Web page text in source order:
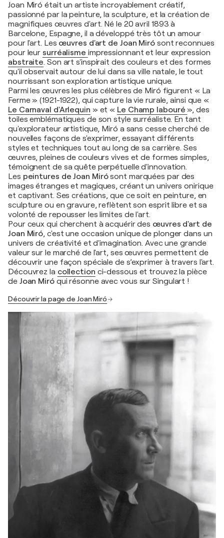
Joan Miró était un artiste incroyablement créatif,
passionné par la peinture, la sculpture, et la création de
magnifiques œuvres d'art. Né le 20 avril 1893 à
Barcelone, Espagne, il a développé très tôt un amour
pour l'art. Les œuvres d'art de Joan Mirósont reconnues
pour leur surréalisme impressionnant et leur expression
abstraite. Son art s'inspirait des couleurs et des formes
qu'il observait autour de lui dans sa ville natale, le tout
nourrissant son exploration artistique unique.
Parmi les œuvres les plus célèbres de Miró figurent « La
Ferme » (1921-1922), qui capture la vie rurale, ainsi que «
Le Carnaval d'Arlequin » et « Le Champ labouré », des
toiles emblématiques de son style surréaliste. En tant
qu'explorateur artistique, Miró a sans cesse cherché de
nouvelles façons de s'exprimer, essayant différents
styles et techniques tout au long de sa carrière. Ses
œuvres, pleines de couleurs vives et de formes simples,
témoignent de sa quête perpétuelle d'innovation.
Les peintures de Joan Mirósont marquées par des
images étranges et magiques, créant un univers onirique
et captivant. Ses créations, que ce soit en peinture, en
sculpture ou en gravure, reflètent son esprit libre et sa
volonté de repousser les limites de l'art.
Pour ceux qui cherchent à acquérir des œuvres d'art de
Joan Miró, c'est une occasion unique de plonger dans un
univers de créativité et d'imagination. Avec une grande
valeur sur le marché de l'art, ses œuvres permettent de
découvrir une façon spéciale de s’exprimer à travers l'art.
Découvrez la collection ci-dessous et trouvez la pièce
de Joan Miróqui résonne avec vous sur Singulart !
Découvrir la page de Joan Miró